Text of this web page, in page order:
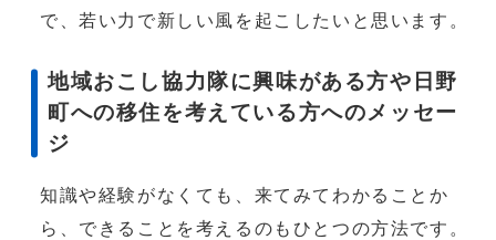
で、若い力で新しい風を起こしたいと思います。
地域おこし協力隊に興味がある方や日野
町への移住を考えている方へのメッセー
ジ
知識や経験がなくても、来てみてわかることか
ら、できることを考えるのもひとつの方法です。